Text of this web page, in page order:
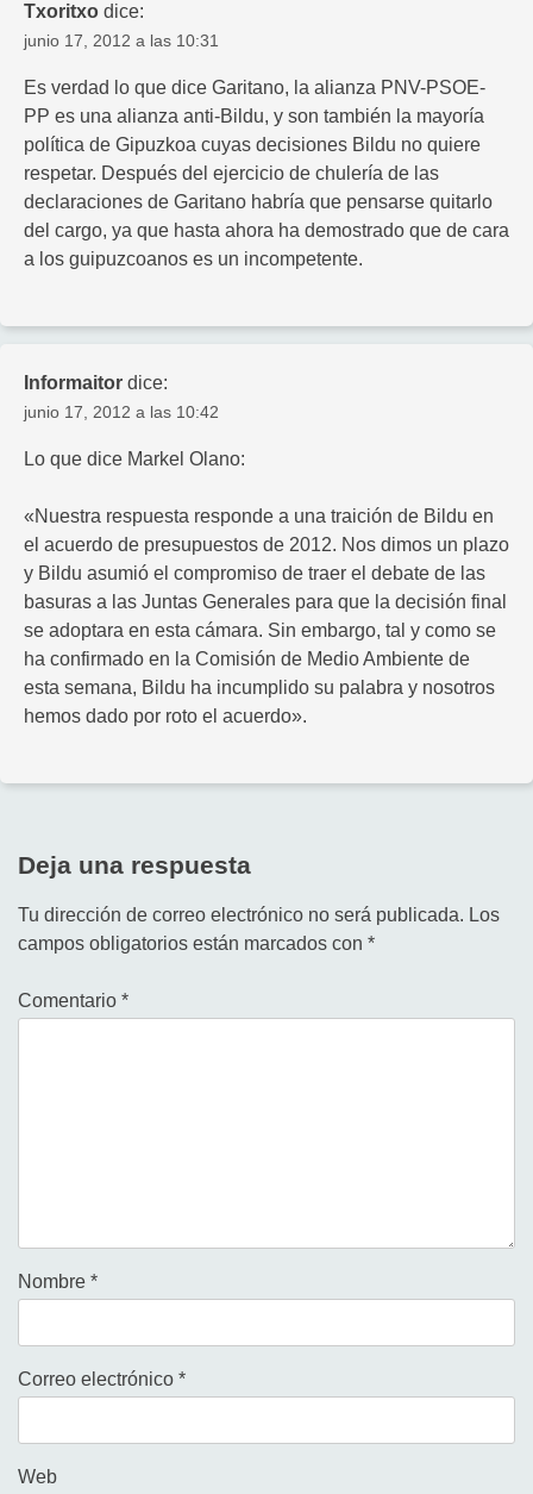
Txoritxo dice:
junio 17, 2012 a las 10:31
Es verdad lo que dice Garitano, la alianza PNV-PSOE-
PP es una alianza anti-Bildu, y son también la mayoría
política de Gipuzkoa cuyas decisiones Bildu no quiere
respetar. Después del ejercicio de chulería de las
declaraciones de Garitano habría que pensarse quitarlo
del cargo, ya que hasta ahora ha demostrado que de cara
a los guipuzcoanos es un incompetente.
Informaitor dice:
junio 17, 2012 a las 10:42
Lo que dice Markel Olano:
«Nuestra respuesta responde a una traición de Bildu en
el acuerdo de presupuestos de 2012. Nos dimos un plazo
y Bildu asumió el compromiso de traer el debate de las
basuras a las Juntas Generales para que la decisión final
se adoptara en esta cámara. Sin embargo, tal y como se
ha confirmado en la Comisión de Medio Ambiente de
esta semana, Bildu ha incumplido su palabra y nosotros
hemos dado por roto el acuerdo».
Deja una respuesta
Tu dirección de correo electrónico no será publicada. Los
campos obligatorios están marcados con *
Comentario *
Nombre *
Correo electrónico *
Web